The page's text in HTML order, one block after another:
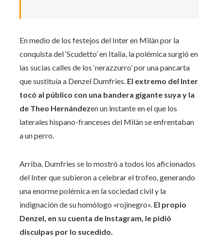
En medio de los festejos del Inter en Milán por la
conquista del ‘Scudetto’ en Italia, la polémica surgió en
las sucias calles de los ‘nerazzurro’ por una pancarta
que sustituía a Denzel Dumfries. El extremo del Inter
tocó al público con una bandera gigante suya y la
de Theo Hernándezen un instante en el que los
laterales hispano-franceses del Milán se enfrentaban
a un perro.
Arriba, Dumfries se lo mostró a todos los aficionados
del Inter que subieron a celebrar el trofeo, generando
una enorme polémica en la sociedad civil y la
indignación de su homólogo «rojinegro». El propio
Denzel, en su cuenta de Instagram, le pidió
disculpas por lo sucedido.